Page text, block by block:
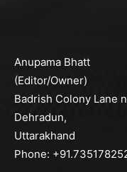
Anupama Bhatt
(Editor/Owner)
Badrish Colony Lane
Dehradun,
Uttarakhand
Phone: